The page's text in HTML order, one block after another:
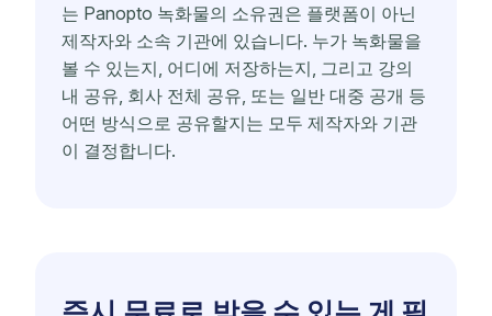
는 Panopto 녹화물의 소유권은 플랫폼이 아닌
제작자와 소속 기관에 있습니다. 누가 녹화물을
볼 수 있는지, 어디에 저장하는지, 그리고 강의
내 공유, 회사 전체 공유, 또는 일반 대중 공개 등
어떤 방식으로 공유할지는 모두 제작자와 기관
이 결정합니다.